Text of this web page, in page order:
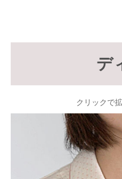
デ
クリックで